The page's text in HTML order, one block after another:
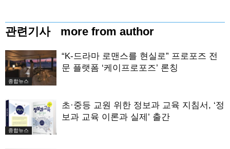
관련기사 more from author
종합뉴스
“K-드라마 로맨스를 현실로” 프로포즈 전
문 플랫폼 ‘케이프로포즈’ 론칭
종합뉴스
초·중등 교원 위한 정보과 교육 지침서, ‘정
보과 교육 이론과 실제’ 출간